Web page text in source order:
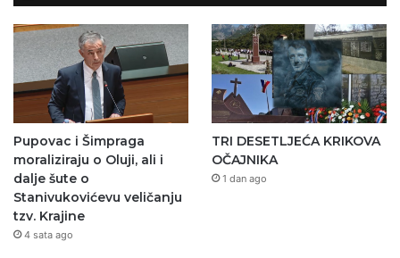
Pupovac i Šimpraga
moraliziraju o Oluji, ali i
dalje šute o
Stanivukovićevu veličanju
tzv. Krajine
4 sata ago
TRI DESETLJEĆA KRIKOVA
OČAJNIKA
1 dan ago